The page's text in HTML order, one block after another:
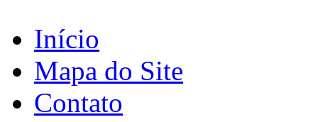
Início
Mapa do Site
Contato